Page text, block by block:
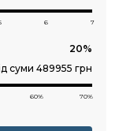
6 7
суми 489955 грн
60% 70%